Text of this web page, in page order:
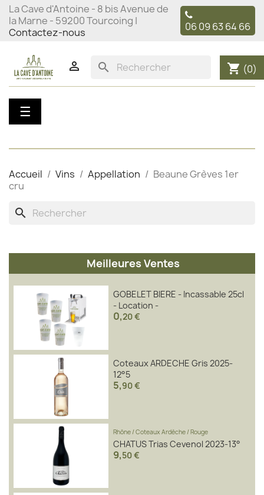
La Cave d'Antoine - 8 bis Avenue de
la Marne - 59200 Tourcoing |
Contactez-nous
06 09 63 64 66
 search shopping_cart (0)
Basculer
la
☰
Accueil Vins Appellation
Beaune Grèves 1er
cru
search
Meilleures Ventes
GOBELET BIERE - Incassable 25cl
- Location -
0,20 €
Coteaux ARDECHE Gris 2025-
12°5
5,90 €
Rhône/Coteaux Ardèche/Rouge
CHATUS Trias Cevenol 2023-13°
9,50 €